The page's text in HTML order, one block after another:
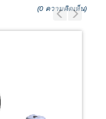
(0 ความคิดเห็น)
Previous
Next